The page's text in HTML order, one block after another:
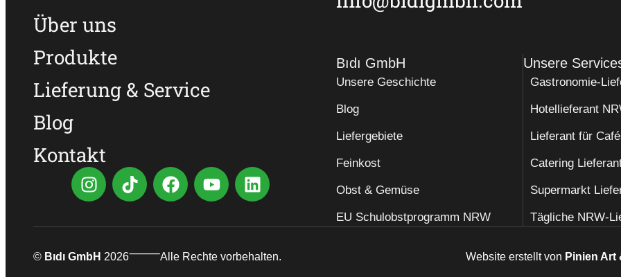
Über uns
Produkte
Lieferung & Service
Blog
Kontakt
Bıdı GmbH
Unsere Geschichte
Blog
Liefergebiete
Feinkost
Obst & Gemüse
EU Schulobstprogramm NRW
Unsere
Gastronomie-
Hotellieferant
Lieferant für
Catering
Supermarkt
Tägliche NRW-
© Bıdı GmbH 2026⸻Alle Rechte vorbehalten. Website erstellt von Pinien Art